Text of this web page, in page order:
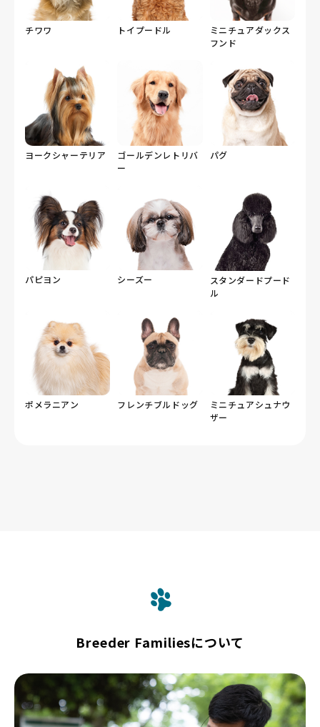
チワワ トイプードル
ミニチュアダックス
フンド
ヨークシャーテリア
ゴールデンレトリバ
ー
パグ
パピヨン シーズー
スタンダードプード
ル
ポメラニアン フレンチブルドッグ
ミニチュアシュナウ
ザー
Breeder Familiesについて